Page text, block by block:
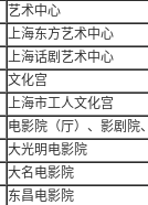
艺术中心
上海东方艺术中心
上海话剧艺术中心
文化宫
上海市工人文化宫
电影院（厅）、影剧院
大光明电影院
大名电影院
东昌电影院